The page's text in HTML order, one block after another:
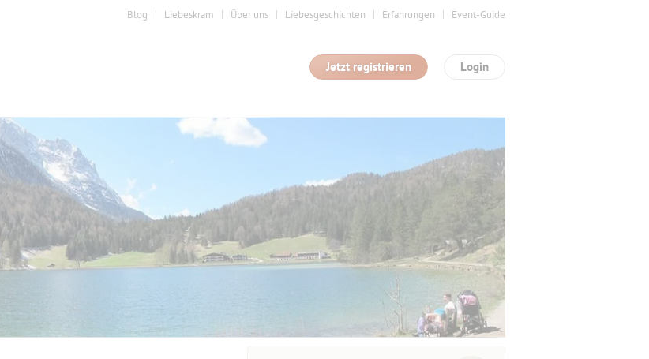
Blog Liebeskram Über uns Liebesgeschichten Erfahrungen Event-Guide
Login
Jetzt registrieren